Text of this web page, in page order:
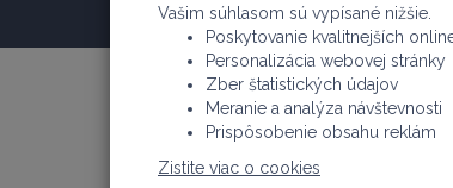
Vašim súhlasom sú vypísané nižšie.
Poskytovanie kvalitnejších
Personalizácia webovej stránky
Zber štatistických údajov
Meranie a analýza návštevnosti
Prispôsobenie obsahu reklám
Zistite viac o cookies